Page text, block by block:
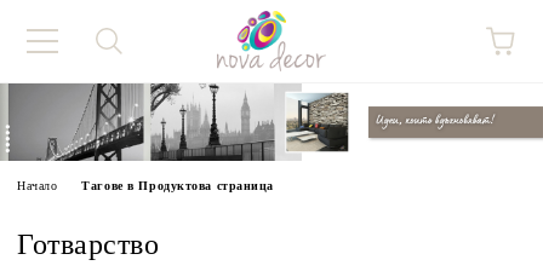
Начало Тагове в Продуктова страница
Готварство